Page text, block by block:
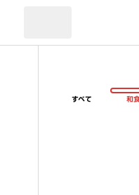
すべて 和